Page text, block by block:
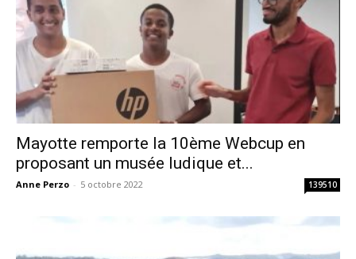
Mayotte remporte la 10ème Webcup en
proposant un musée ludique et...
Anne Perzo - 5 octobre 2022 139510